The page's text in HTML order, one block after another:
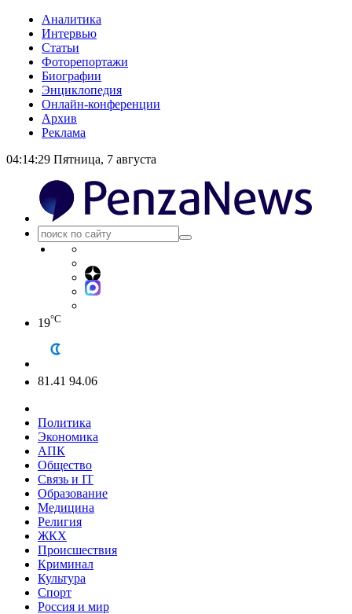
Аналитика
Интервью
Статьи
Фоторепортажи
Биографии
Энциклопедия
Онлайн-конференции
Архив
Реклама
04:14:30 Пятница, 7 августа
19°C
81.41 94.06
Политика
Экономика
АПК
Общество
Связь и IT
Образование
Медицина
Религия
ЖКХ
Происшествия
Криминал
Культура
Спорт
Россия и мир